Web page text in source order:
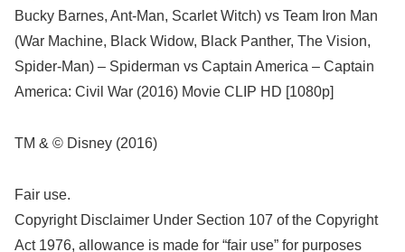
Bucky Barnes, Ant-Man, Scarlet Witch) vs Team Iron Man
(War Machine, Black Widow, Black Panther, The Vision,
Spider-Man) – Spiderman vs Captain America – Captain
America: Civil War (2016) Movie CLIP HD [1080p]
TM & © Disney (2016)
Fair use.
Copyright Disclaimer Under Section 107 of the Copyright
Act 1976, allowance is made for “fair use” for purposes